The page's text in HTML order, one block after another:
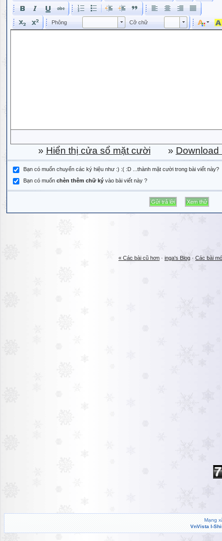
Phông Phông Cỡ chữ Kích cỡ phông
» Hiển thị cửa sổ mặt cười » Download
Bạn có muốn chuyển các ký hiệu như :) :( :D ...thành mặt cười trong bài viết này?
Bạn có muốn chèn thêm chữ ký vào bài viết này ?
« Các bài cũ hơn · inga's Blog · Các bài
Mạng
VnVista I-